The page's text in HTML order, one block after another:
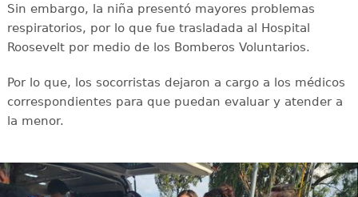
Sin embargo, la niña presentó mayores problemas
respiratorios, por lo que fue trasladada al Hospital
Roosevelt por medio de los Bomberos Voluntarios.
Por lo que, los socorristas dejaron a cargo a los médicos
correspondientes para que puedan evaluar y atender a
la menor.